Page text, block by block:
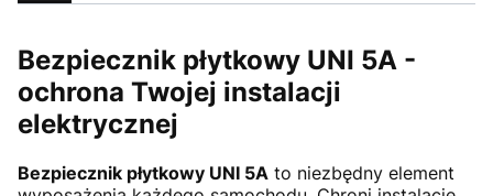
Bezpiecznik płytkowy UNI 5A -
ochrona Twojej instalacji
elektrycznej
Bezpiecznik płytkowy UNI 5A to niezbędny element